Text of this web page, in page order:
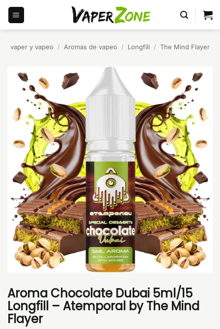
Saltar
contenido
vaper y vapeo / Aromas de vapeo / Longfill / The Mind Flayer
Aroma Chocolate Dubai 5ml/15
Longfill – Atemporal by The Mind
Flayer